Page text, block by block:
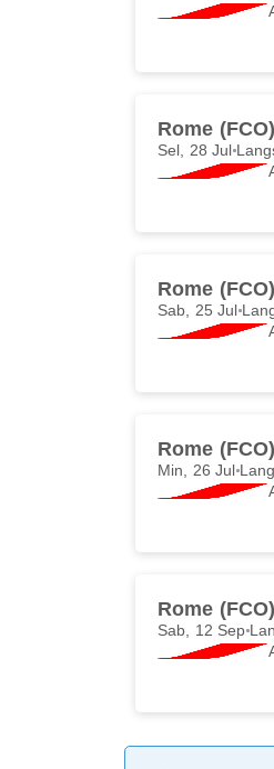
Rome (FCO)
Sel, 28 Jul
Rome (FCO)
Sab, 25 Jul
Rome (FCO)
Min, 26 Jul
Rome (FCO)
Sab, 12 Sep